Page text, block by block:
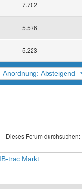
7.702
5.576
5.223
Dieses Forum durchsuchen: